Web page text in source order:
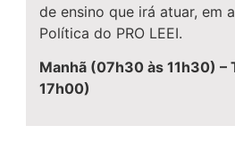
de ensino que irá atuar, em
Política do PRO LEEI.
Manhã (07h30 às 11h30) –
17h00)